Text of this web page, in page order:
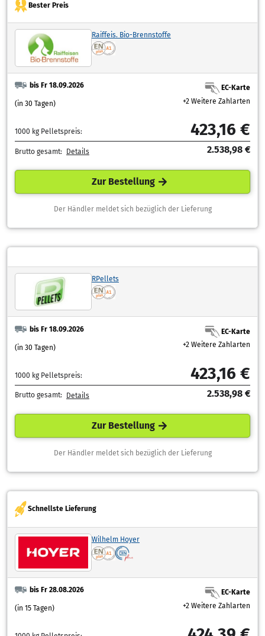
Bester Preis
Raiffeis. Bio-Brennstoffe
bis Fr 18.09.2026
(in 30 Tagen)
EC-Karte
+2 Weitere Zahlarten
1000 kg Pelletspreis: 423,16 €
Brutto gesamt: Details 2.538,98 €
Zur Bestellung
Der Händler meldet sich bezüglich der Lieferung
RPellets
bis Fr 18.09.2026
(in 30 Tagen)
EC-Karte
+2 Weitere Zahlarten
1000 kg Pelletspreis: 423,16 €
Brutto gesamt: Details 2.538,98 €
Zur Bestellung
Der Händler meldet sich bezüglich der Lieferung
Schnellste Lieferung
Wilhelm Hoyer
bis Fr 28.08.2026
(in 15 Tagen)
EC-Karte
+2 Weitere Zahlarten